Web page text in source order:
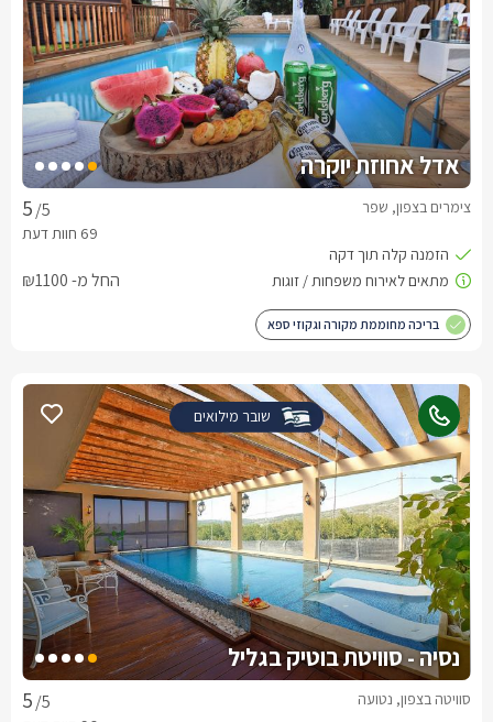
אדל אחוזת יוקרה
/5 צימרים בצפון, שפר
החל מ- ₪1100
בריכה מחוממת מקורה וגקוזי ספא
שובר מילואים
נסיה - סוויטת בוטיק בגליל
/5 סוויטה בצפון, נטועה